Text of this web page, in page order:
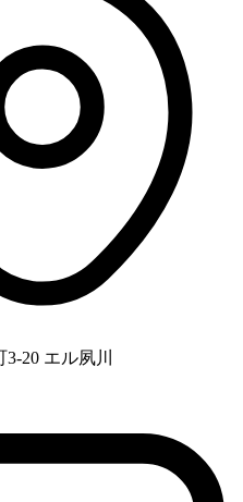
20 エル夙川